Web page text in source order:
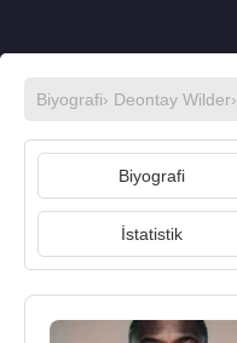
Biyografi› Deontay Wilder›
Biyografi
İstatistik